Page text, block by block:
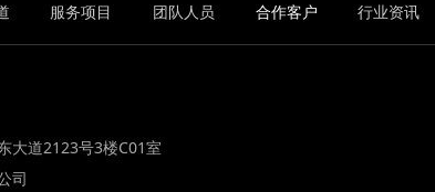
服务项目 团队人员 合作客户 行业资讯
大道2123号3楼C01室
司